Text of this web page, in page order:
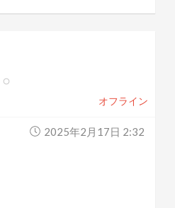
オフライン
2025年2月17日 2:32